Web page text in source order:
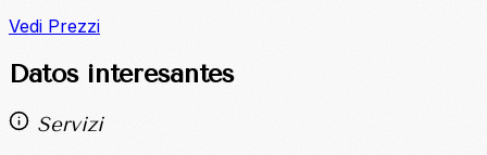
Vedi Prezzi
Datos interesantes
Servizi